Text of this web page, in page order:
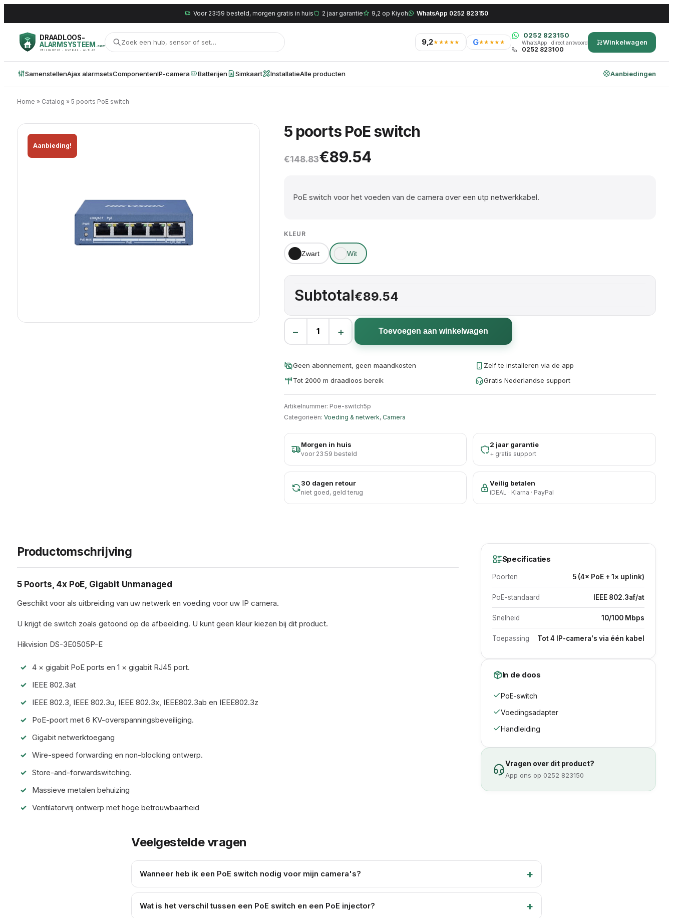
Voor 23:59 besteld, morgen gratis in huis 2 jaar garantie 9,2 op Kiyoh WhatsApp 0252 823150
DRAADLOOS-
ALARMSYSTEEM.com
VEILIGHEID · OVERAL · ALTIJD
9,2★★★★★ G★★★★★
0252 823150
WhatsApp · direct antwoord
0252 823100
Winkelwagen
SamenstellenAjax alarmsetsComponentenIP-camera Batterijen Simkaart InstallatieAlle producten Aanbiedingen
Home » Catalog » 5 poorts PoE switch
Aanbieding!
5 poorts PoE switch
€148.83
Oorspronkelijke prijs was: €148.83.
€89.54
Huidige prijs is: €89.54.
PoE switch voor het voeden van de camera over een utp netwerkkabel.
KLEUR
Zwart Wit
Subtotal€89.54
−
5 poorts PoE switch aantal
+ Toevoegen aan winkelwagen
Geen abonnement, geen maandkosten
Zelf te installeren via de app
Tot 2000 m draadloos bereik
Gratis Nederlandse support
Artikelnummer: Poe-switch5p
Categorieën: Voeding & netwerk, Camera
Morgen in huis
voor 23:59 besteld
2 jaar garantie
+ gratis support
30 dagen retour
niet goed, geld terug
Veilig betalen
iDEAL · Klarna · PayPal
Productomschrijving
5 Poorts, 4x PoE, Gigabit Unmanaged
Geschikt voor als uitbreiding van uw netwerk en voeding voor uw IP camera.
U krijgt de switch zoals getoond op de afbeelding. U kunt geen kleur kiezen bij dit product.
Hikvision DS-3E0505P-E
4 × gigabit PoE ports en 1 × gigabit RJ45 port.
IEEE 802.3at
IEEE 802.3, IEEE 802.3u, IEEE 802.3x, IEEE802.3ab en IEEE802.3z
PoE-poort met 6 KV-overspanningsbeveiliging.
Gigabit netwerktoegang
Wire-speed forwarding en non-blocking ontwerp.
Store-and-forwardswitching.
Massieve metalen behuizing
Ventilatorvrij ontwerp met hoge betrouwbaarheid
Specificaties
Poorten 5 (4× PoE + 1× uplink)
PoE-standaard IEEE 802.3af/at
Snelheid 10/100 Mbps
Toepassing Tot 4 IP-camera's via één kabel
In de doos
PoE-switch
Voedingsadapter
Handleiding
Vragen over dit product?
App ons op 0252 823150
Veelgestelde vragen
Wanneer heb ik een PoE switch nodig voor mijn camera's?
Wat is het verschil tussen een PoE switch en een PoE injector?